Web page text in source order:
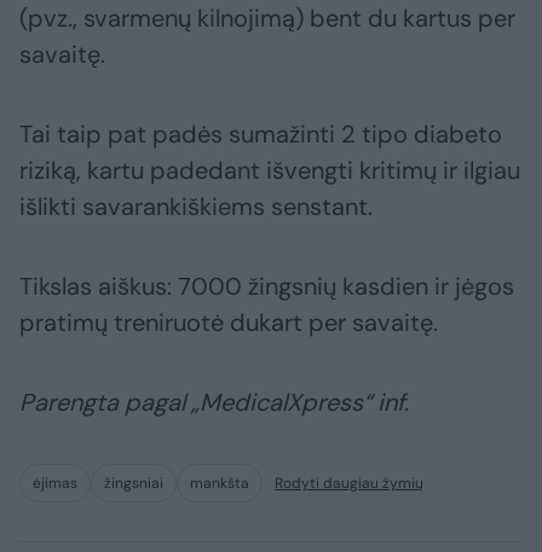
(pvz., svarmenų kilnojimą) bent du kartus per
savaitę.
Tai taip pat padės sumažinti 2 tipo diabeto
riziką, kartu padedant išvengti kritimų ir ilgiau
išlikti savarankiškiems senstant.
Tikslas aiškus: 7000 žingsnių kasdien ir jėgos
pratimų treniruotė dukart per savaitę.
Parengta pagal „MedicalXpress“ inf.
ėjimas žingsniai mankšta Rodyti daugiau žymių